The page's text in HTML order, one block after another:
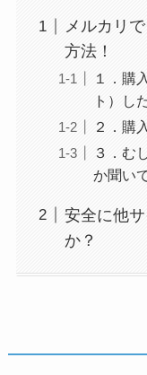
メルカリ
方法！
１．購
ト）し
２．購
３．む
か聞い
安全に他
か？